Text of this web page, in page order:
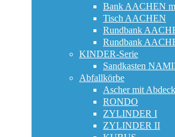
Bank AACHEN
Tisch AACHEN
Rundbank
Rundbank
KINDER-Serie
Sandkasten
Abfallkörbe
Ascher mit
RONDO
ZYLINDER I
ZYLINDER II